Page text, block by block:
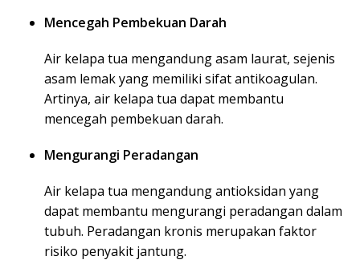
Mencegah Pembekuan Darah
Air kelapa tua mengandung asam laurat, sejenis
asam lemak yang memiliki sifat antikoagulan.
Artinya, air kelapa tua dapat membantu
mencegah pembekuan darah.
Mengurangi Peradangan
Air kelapa tua mengandung antioksidan yang
dapat membantu mengurangi peradangan dalam
tubuh. Peradangan kronis merupakan faktor
risiko penyakit jantung.